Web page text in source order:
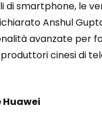
di smartphone, le
Anshul
avanzate per
cinesi di